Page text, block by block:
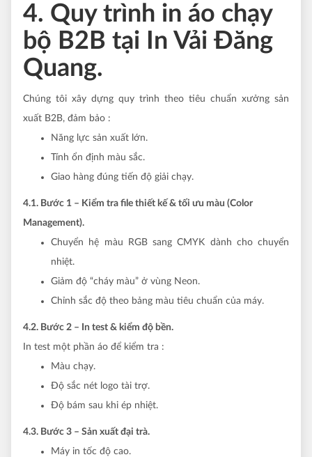
4. Quy trình in áo chạy
bộ B2B tại In Vải Đăng
Quang.
Chúng tôi xây dựng quy trình theo tiêu chuẩn xưởng sản
xuất B2B, đảm bảo :
Năng lực sản xuất lớn.
Tính ổn định màu sắc.
Giao hàng đúng tiến độ giải chạy.
4.1. Bước 1 – Kiểm tra file thiết kế & tối ưu màu (Color
Management).
Chuyển hệ màu RGB sang CMYK dành cho chuyển
nhiệt.
Giảm độ “cháy màu” ở vùng Neon.
Chỉnh sắc độ theo bảng màu tiêu chuẩn của máy.
4.2. Bước 2 – In test & kiểm độ bền.
In test một phần áo để kiểm tra :
Màu chạy.
Độ sắc nét logo tài trợ.
Độ bám sau khi ép nhiệt.
4.3. Bước 3 – Sản xuất đại trà.
Máy in tốc độ cao.